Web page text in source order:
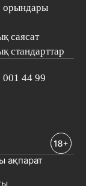
саясат
стандарттар
44 99
ақпарат